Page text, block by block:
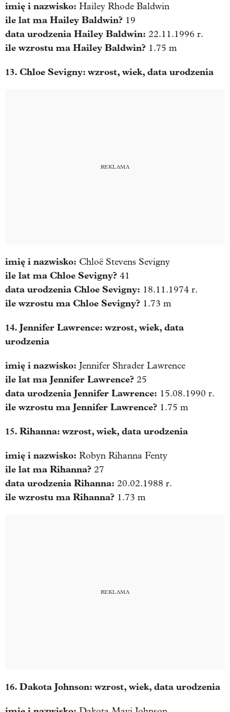
imię i nazwisko: Hailey Rhode Baldwin
ile lat ma Hailey Baldwin? 19
data urodzenia Hailey Baldwin: 22.11.1996 r.
ile wzrostu ma Hailey Baldwin? 1.75 m
13. Chloe Sevigny: wzrost, wiek, data urodzenia
imię i nazwisko: Chloë Stevens Sevigny
ile lat ma Chloe Sevigny? 41
data urodzenia Chloe Sevigny: 18.11.1974 r.
ile wzrostu ma Chloe Sevigny? 1.73 m
14. Jennifer Lawrence: wzrost, wiek, data
urodzenia
imię i nazwisko: Jennifer Shrader Lawrence
ile lat ma Jennifer Lawrence? 25
data urodzenia Jennifer Lawrence: 15.08.1990 r.
ile wzrostu ma Jennifer Lawrence? 1.75 m
15. Rihanna: wzrost, wiek, data urodzenia
imię i nazwisko: Robyn Rihanna Fenty
ile lat ma Rihanna? 27
data urodzenia Rihanna: 20.02.1988 r.
ile wzrostu ma Rihanna? 1.73 m
16. Dakota Johnson: wzrost, wiek, data urodzenia